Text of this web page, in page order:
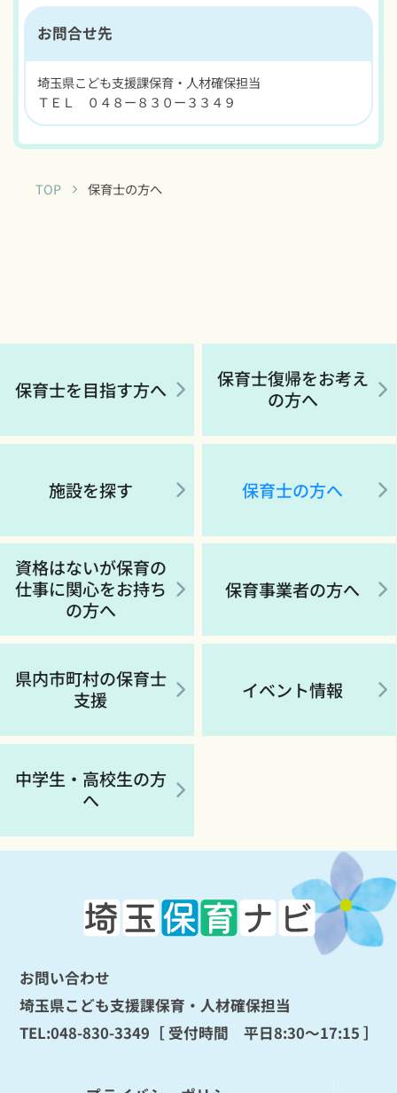
お問合せ先
埼玉県こども支援課保育・人材確保担当
ＴＥＬ ０４８ー８３０ー３３４９
TOP 保育士の方へ
保育士を目指す方へ
保育士復帰をお考え
の方へ
施設を探す 保育士の方へ
資格はないが保育の
仕事に関心をお持ち
の方へ
保育事業者の方へ
県内市町村の保育士
支援
イベント情報
中学生・高校生の方
へ
お問い合わせ
埼玉県こども支援課保育・人材確保担当
TEL:048-830-3349 ［ 受付時間 平日8:30～17:15 ］